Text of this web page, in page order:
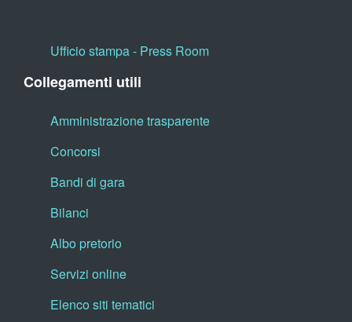
Ufficio stampa - Press Room
Collegamenti utili
Amministrazione trasparente
Concorsi
Bandi di gara
Bilanci
Albo pretorio
Servizi online
Elenco siti tematici